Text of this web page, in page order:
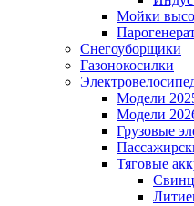
Мойки
Снегоуборщики
Газонокосилки
Модели
Модели
Грузовые
Тяговые